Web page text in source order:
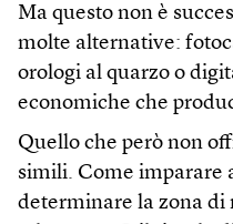
Ma questo non è
molte alternative:
orologi al quarzo o
economiche che
Quello che però non
simili. Come imparare
determinare la zona di